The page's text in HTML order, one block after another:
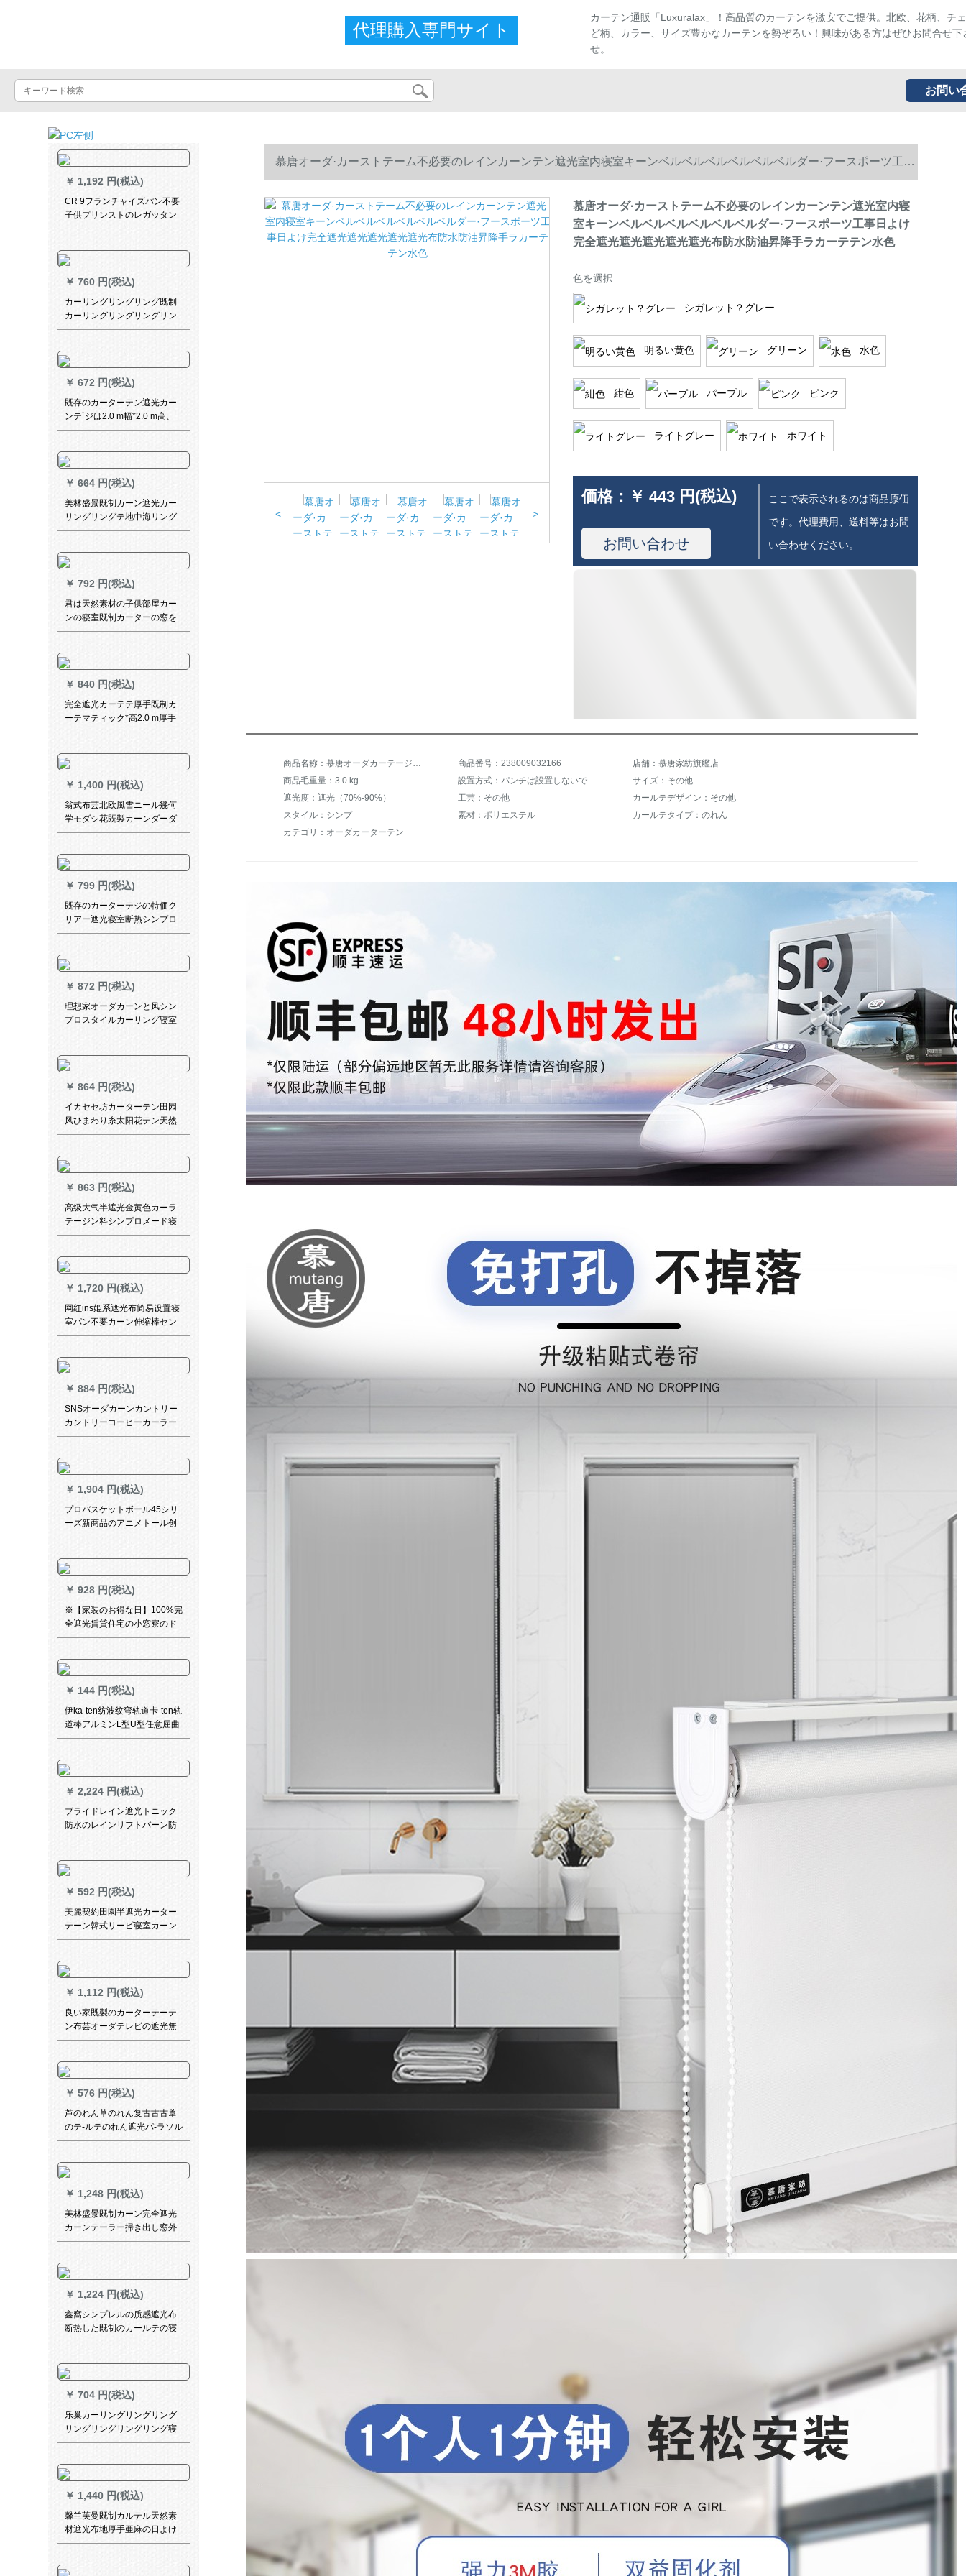
代理購入専門サイト
カーテン通販「Luxuralax」！高品質のカーテンを激安でご提供。北欧、花柄、チ
ど柄、カラー、サイズ豊かなカーテンを勢ぞろい！興味がある方はぜひお問合せ下
せ。
お問い
￥ 1,192 円(税込)
CR 9フランチャイズパン不要
子供プリンストのレガッタン
遮熱遮光漫画ベビの寝室図案
016
￥ 760 円(税込)
カーリングリングリング既制
カーリングリングリングリン
グリング寝室遮光カーターテ
グ厚手日よけ布布ショパーテ
ーテーリングリングリングリ
ングリングバッグの単纯片装
（ロマポールを除く）2.0高级
片
￥ 672 円(税込)
既存のカーターテン遮光カー
ンテ`ジは2.0 m幅*2.0 m高、
打孔1枚をインスト`ルしない
￥ 664 円(税込)
美林盛景既制カーン遮光カー
リングリングテ地中海リング
寝室出窓扫き出し窓简韵-119
グリング送り)/一メトール価格
格
￥ 792 円(税込)
君は天然素材の子供部屋カー
ンの寝室既制カーターの窓を
遮光した韩式姫系男の子の部
の短い米黄色+ピンの穴を注文
して、枚メメトルの材料金を
计算します。
￥ 840 円(税込)
完全遮光カーテテ厚手既制カ
ーテマティック*高2.0 m厚手
环境保护料両面银【狭帯Sフォ
￥ 1,400 円(税込)
翁式布芸北欧風雪ニール幾何
学モダシ花既製カーンダーダ
ーダーカーンテーンシリーズ
リーズシリーズシリーズシリ
ーズシリーズシリーズシリー
ズシリーズ：2.5枚*2.7枚高一
片
￥ 799 円(税込)
既存のカーターテジの特価ク
リアー遮光寝室断热シンプロ
モアの窓の布UVカーターテテ
ル幅3.5メトル
￥ 872 円(税込)
理想家オーダカーンと风シン
プロスタイルカーリング寝室
日本记忆定型1级遮光布カータ
ャン毎米
￥ 864 円(税込)
イカセセ坊カーターテン田园
风ひまわり糸太阳花テン天然
素材刺繍断热ベロダンレシリ
高パンチ式可改高さ
￥ 863 円(税込)
高级大气半遮光金黄色カーラ
テージン料シンプロメード寝
室既制カーララゴンドラ3 X高
￥ 1,720 円(税込)
网红ins姫系遮光布简易设置寝
室パン不要カーン伸缩棒セン
小窓短幅2.0*高さ1.5枚の紫の
棒送り)
￥ 884 円(税込)
SNSオーダカーンカントリー
カントリーコーヒーカーラー
テンショートカーラーテンン
ーンンシリーズシリーズシリ
ーズシリーズシリーズの头高
120 cm*幅
￥ 1,904 円(税込)
プロバスケットボール45シリ
ーズ新商品のアニメトール创
意クロコダイルのテロップが
￥ 928 円(税込)
※【家装のお得な日】100%完
全遮光賃貸住宅の小窓寮のド
アッパイは、簡易メニをライ
ーリングジッは7019%遮光银
星ピンクの布1.5メトル幅1.8
メトルの高さになっていま
す。
￥ 144 円(税込)
伊ka-ten纺波纹弯轨道卡-ten轨
道棒アルミンL型U型任意屈曲
レアルノレ-ルジップ装备
￥ 2,224 円(税込)
ブライドレイン遮光トニック
防水のレインリフトバーン防
油パン不要电动家庭用国色天
￥ 592 円(税込)
美麗契約田園半遮光カーター
テーン韓式リービ寝室カーン
ビル田園-布(打孔)1.5メトル幅
￥ 1,112 円(税込)
良い家既製のカーターテーテ
ン布芸オーダテレビの遮光無
味ビルの幅は3.0 m*高2.5 m.フ
￥ 576 円(税込)
芦のれん草のれん复古古古葦
のテ-ルテのれん遮光パ-ラソル
のれん竹カーン1.8メ-トル幅3
￥ 1,248 円(税込)
美林盛景既制カーン完全遮光
カーンテーラー掃き出し窓外
窓リビン寝室オーダカーン秋
*2.7メトル高サーク1枚（高さ
を修正可能）
￥ 1,224 円(税込)
鑫窩シンプレルの质感遮光布
断热した既制のカールテの寝
室リビグの日よけけ布フルコ
ド扫出窓xw八字花-紫布(ショ
ートカット)
￥ 704 円(税込)
乐巢カーリングリングリング
リングリングリングリング寝
室扫き出窓のおぼろ风情図1メ
￥ 1,440 円(税込)
馨兰芙曼既制カルテル天然素
材遮光布地厚手亜麻の日よけ
断热リング寝室无地オーダカ
幅3.0*高2.7-フーク加工(一枚)
慕唐オーダ·カーストテーム不必要のレインカーンテン遮光室内寝室キーンベルベルベルベルベルベルダー·フースポーツ工事
日よけ完全遮光遮光遮光遮光遮光布防水防油昇降手ラカーテテン水色
< >
慕唐オーダ·カーストテーム不必要のレインカーンテン遮光室内寝
室キーンベルベルベルベルベルベルダー·フースポーツ工事日よけ
完全遮光遮光遮光遮光遮光布防水防油昇降手ラカーテテン水色
色を選択
シガレット？グレー
明るい黄色 グリーン 水色
紺色 パープル ピンク
ライトグレー ホワイト
価格： ￥ 443 円(税込)
お問い合わせ
ここで表示されるのは商品原価
です。代理費用、送料等はお問
い合わせください。
商品名称：慕唐オーダカーテージカスタムパンチー不要のレカーンテーン遮光ホーム寝室キルティングベルベルウッド工事日よけ完全遮光遮光遮光遮光布防水防油昇降カーンディーン青 商品番号：238009032166
店舗：慕唐家紡旗艦店
商品毛重量：3.0 kg
設置方式：パンチは設置しないでください。
サイズ：その他
遮光度：遮光（70%-90%）
工芸：その他
カールテデザイン：その他
スタイル：シンプ
素材：ポリエステル
カールテタイプ：のれん
カテゴリ：オーダカーターテン